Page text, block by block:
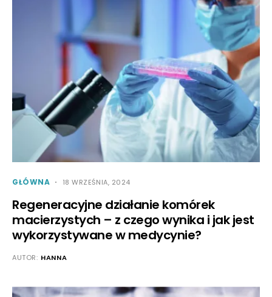
GŁÓWNA 18 WRZEŚNIA, 2024
Regeneracyjne działanie komórek
macierzystych – z czego wynika i jak jest
wykorzystywane w medycynie?
AUTOR: HANNA